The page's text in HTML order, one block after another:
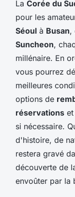
La Corée du
pour les
Séoul à Busan,
Suncheon,
millénaire. En
vous pourrez
meilleures
options de
réservations
si nécessaire.
d'histoire, de
restera gravé
découverte de
envoûter par la